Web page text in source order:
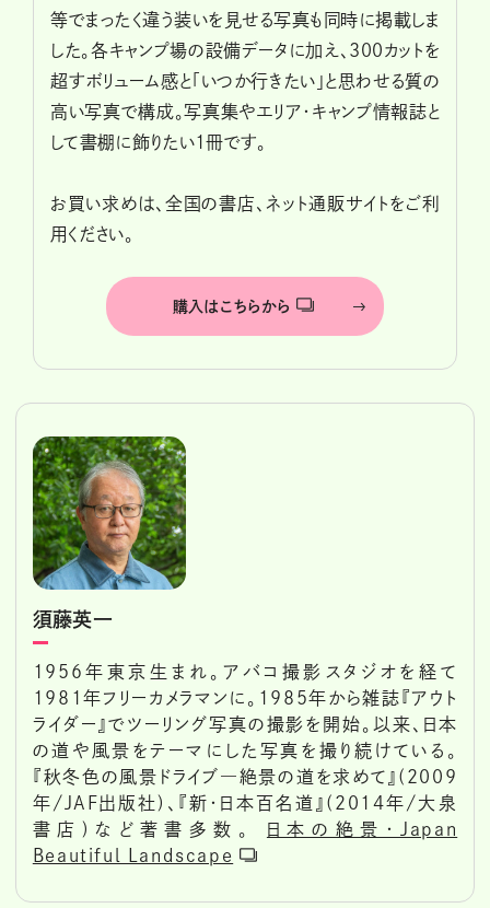
等でまったく違う装いを見せる写真も同時に掲載しま
した。各キャンプ場の設備データに加え、300カットを
超すボリューム感と「いつか行きたい」と思わせる質の
高い写真で構成。写真集やエリア・キャンプ情報誌と
して書棚に飾りたい1冊です。
お買い求めは、全国の書店、ネット通販サイトをご利
用ください。
購入はこちらから
須藤英一
1956年東京生まれ。アバコ撮影スタジオを経て
1981年フリーカメラマンに。1985年から雑誌『アウト
ライダー』でツーリング写真の撮影を開始。以来、日本
の道や風景をテーマにした写真を撮り続けている。
『秋冬色の風景ドライブ―絶景の道を求めて』(2009
年/JAF出版社)、『新・日本百名道』(2014年/大泉
書店)など著書多数。
日本の絶景・Japan
Beautiful Landscape